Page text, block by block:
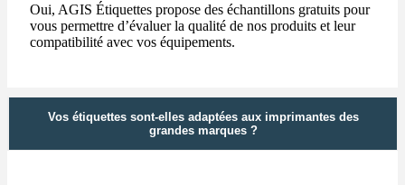
Oui, AGIS Étiquettes propose des échantillons gratuits pour
vous permettre d’évaluer la qualité de nos produits et leur
compatibilité avec vos équipements.
Vos étiquettes sont-elles adaptées aux imprimantes des
grandes marques ?